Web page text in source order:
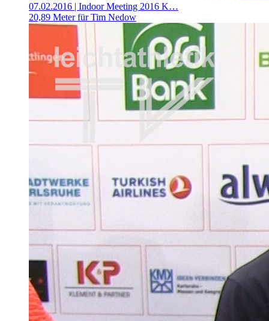
07.02.2016 | Indoor Meeting 2016 K…
20,89 Meter für Tim Nedow